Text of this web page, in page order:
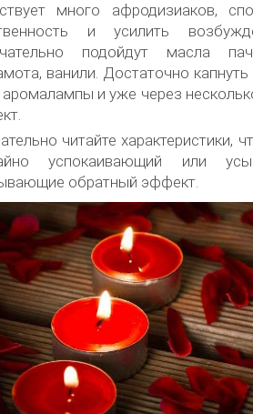
много афродизиаков,
и усилить
подойдут масла
ванили. Достаточно
и уже через
читайте характеристики,
успокаивающий или
обратный эффект.